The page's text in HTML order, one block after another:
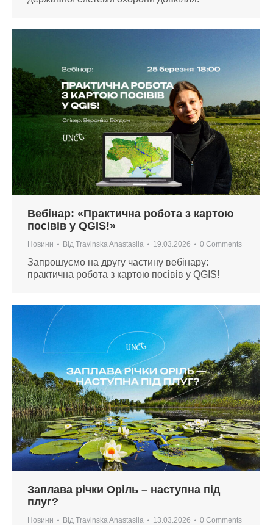
Вебінар: «Практична робота з картою
посівів у QGIS!»
Новини Від Travinska Anastasiia 19.03.2026 0 Comments
Запрошуємо на другу частину вебінару:
практична робота з картою посівів у QGIS!
Заплава річки Оріль – наступна під
плуг?
Новини Від Travinska Anastasiia 13.03.2026 0 Comments